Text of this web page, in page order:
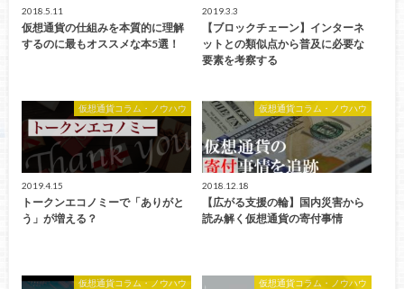
2018.5.11
仮想通貨の仕組みを本質的に理解
するのに最もオススメな本5選！
2019.3.3
【ブロックチェーン】インターネ
ットとの類似点から普及に必要な
要素を考察する
仮想通貨コラム・ノウハウ
2019.4.15
トークンエコノミーで「ありがと
う」が増える？
仮想通貨コラム・ノウハウ
2018.12.18
【広がる支援の輪】国内災害から
読み解く仮想通貨の寄付事情
仮想通貨コラム・ノウハウ 仮想通貨コラム・ノウハウ